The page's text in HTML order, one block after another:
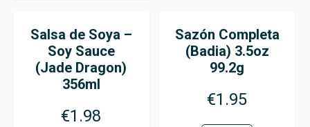
Salsa de Soya –
Soy Sauce
(Jade Dragon)
356ml
€1.98
Sazón Completa
(Badia) 3.5oz
99.2g
€1.95